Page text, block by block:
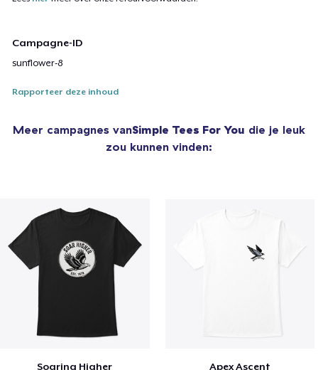
Campagne-ID
sunflower-8
Rapporteer deze inhoud
Meer campagnes vanSimple Tees For You die je leuk
zou kunnen vinden:
Soaring Higher Apex Ascent